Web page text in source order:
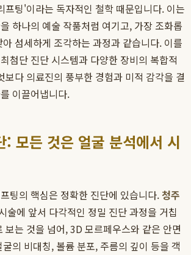
프팅'이라는 독자적인 철학 때문입니다. 이는
하나의 예술 작품처럼 여기고, 가장 조화롭
섬세하게 조각하는 과정과 같습니다. 이를
첨단 진단 시스템과 다양한 장비의 복합적
보다 의료진의 풍부한 경험과 미적 감각을 결
이끌어냅니다.
모든 것은 얼굴 분석에서 시
팅의 핵심은 정확한 진단에 있습니다.청주
술에 앞서 다각적인 정밀 진단 과정을 거칩
보는 것을 넘어, 3D 모르페우스와 같은 안면
의 비대칭, 볼륨 분포, 주름의 깊이 등을 객